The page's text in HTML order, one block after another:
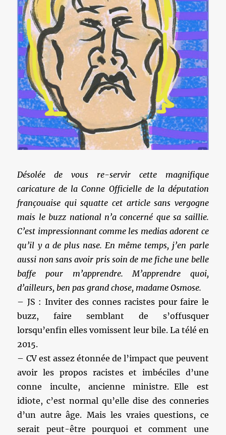
Désolée de vous re-servir cette magnifique
caricature de la Conne Officielle de la députation
françouaise qui squatte cet article sans vergogne
mais le buzz national n’a concerné que sa saillie.
C’est impressionnant comme les medias adorent ce
qu’il y a de plus nase. En même temps, j’en parle
aussi non sans avoir pris soin de me fiche une belle
baffe pour m’apprendre. M’apprendre quoi,
d’ailleurs, ben pas grand chose, madame Osmose.
– JS : Inviter des connes racistes pour faire le
buzz, faire semblant de s’offusquer
lorsqu’enfin elles vomissent leur bile. La télé en
2015.
– CV est assez étonnée de l’impact que peuvent
avoir les propos racistes et imbéciles d’une
conne inculte, ancienne ministre. Elle est
idiote, c’est normal qu’elle dise des conneries
d’un autre âge. Mais les vraies questions, ce
serait peut-être pourquoi et comment une